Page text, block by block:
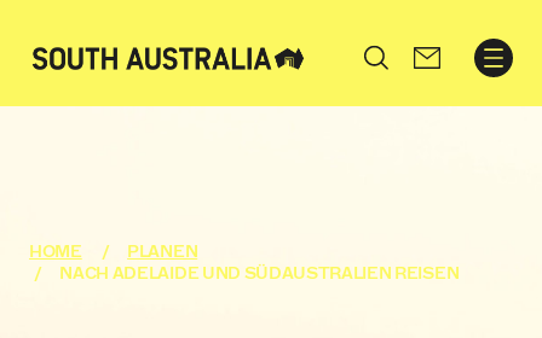
Search
HOME
PLANEN
NACH ADELAIDE UND SÜDAUSTRALIEN REISEN